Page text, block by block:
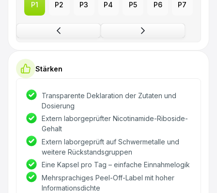
P1 P2 P3 P4 P5 P6 P7
Stärken
Transparente Deklaration der Zutaten und
Dosierung
Extern laborgeprüfter Nicotinamide-Riboside-
Gehalt
Extern laborgeprüft auf Schwermetalle und
weitere Rückstandsgruppen
Eine Kapsel pro Tag – einfache Einnahmelogik
Mehrsprachiges Peel-Off-Label mit hoher
Informationsdichte